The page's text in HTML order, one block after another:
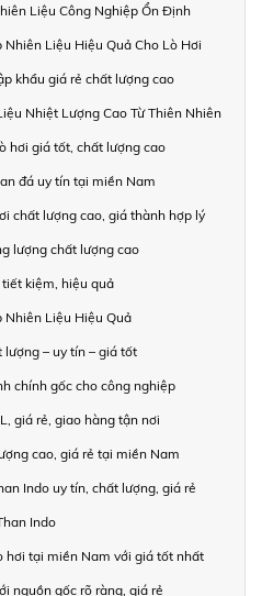
Liệu Công Nghiệp Ổn Định
Liệu Hiệu Quả Cho Lò Hơi
khẩu giá rẻ chất lượng cao
Nhiệt Lượng Cao Từ Thiên Nhiên
hơi giá tốt, chất lượng cao
đá uy tín tại miền Nam
chất lượng cao, giá thành hợp lý
lượng chất lượng cao
kiệm, hiệu quả
Nhiên Liệu Hiệu Quả
– uy tín – giá tốt
chính gốc cho công nghiệp
giá rẻ, giao hàng tận nơi
cao, giá rẻ tại miền Nam
Indo uy tín, chất lượng, giá rẻ
Indo
hơi tại miền Nam với giá tốt nhất
nguồn gốc rõ ràng, giá rẻ